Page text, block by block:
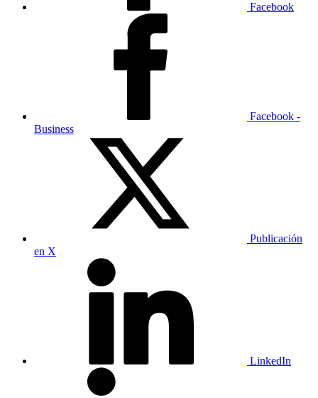
Facebook
Facebook -
Business
Publicación
en X
LinkedIn